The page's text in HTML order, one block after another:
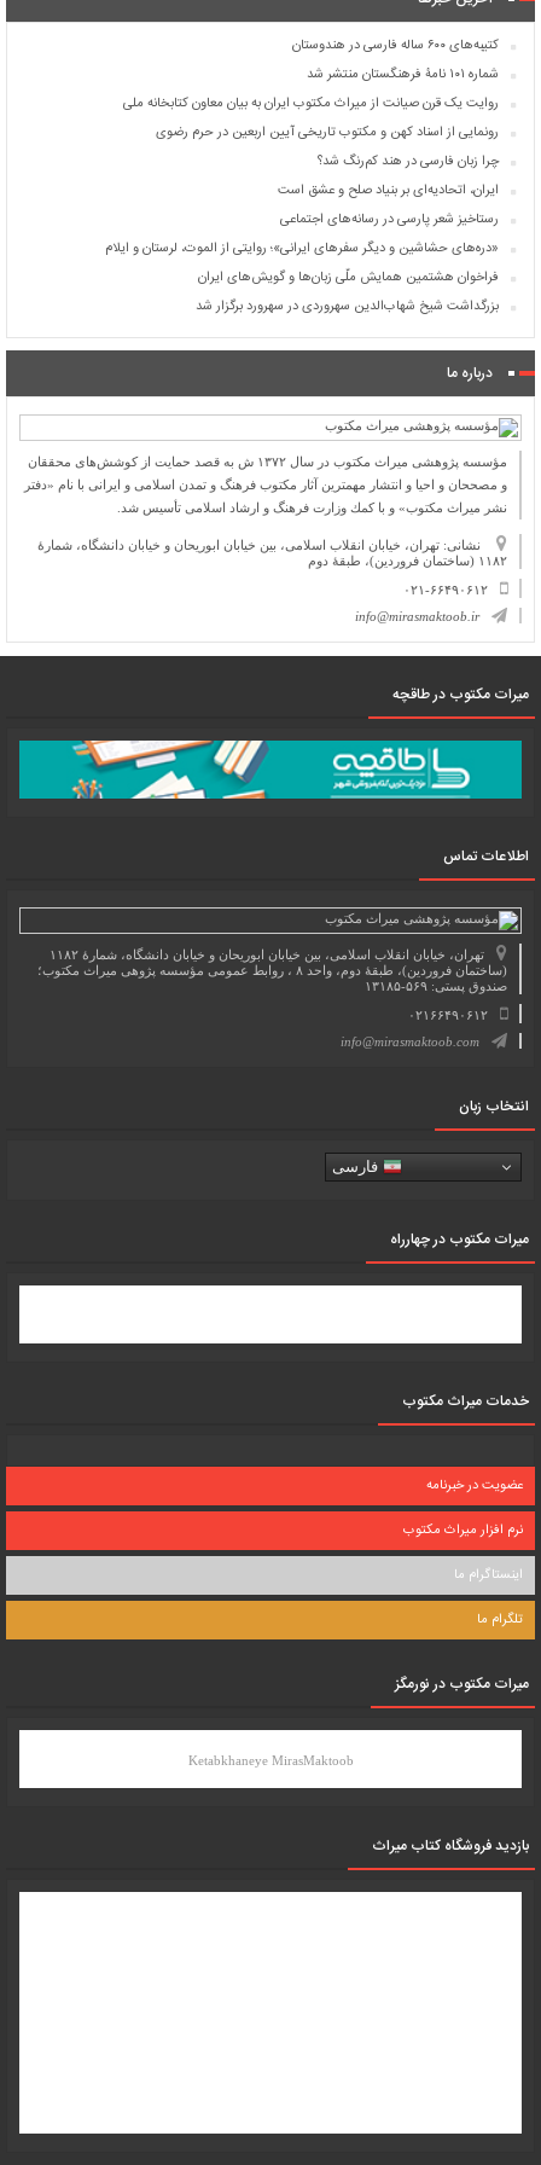
کتیبه‌های ۶۰۰ ساله فارسی در هندوستان
شماره ۱۰۱ نامۀ فرهنگستان منتشر شد
روایت یک قرن صیانت از میراث مکتوب ایران به بیان معاون کتابخانه ملی
رونمایی از اسناد کهن و مکتوب تاریخی آیین اربعین در حرم رضوی
چرا زبان فارسی در هند کم‌رنگ شد؟
ایران، اتحادیه‌ای بر بنیاد صلح و عشق است
رستاخیز شعر پارسی در رسانه‌های اجتماعی
«دره‌های حشاشین و دیگر سفرهای ایرانی»؛ روایتی از الموت، لرستان و ایلام
فراخوان هشتمین همایش ملّی زبان‌ها و گویش‌های ایران
بزرگداشت شیخ شهاب‌الدین سهروردی در سهرورد برگزار شد
درباره ما
مؤسسه پژوهشی میراث مكتوب در سال ۱۳۷۲ ش به قصد حمایت از كوشش‌های محققان
و مصححان و احیا و انتشار مهمترین آثار مكتوب فرهنگ و تمدن اسلامی و ایرانی با نام «دفتر
نشر میراث مكتوب» و با كمك وزارت فرهنگ و ارشاد اسلامی تأسیس شد.
نشانی: تهران، خیابان انقلاب اسلامی، بین خیابان ابوریحان و خیابان دانشگاه، شمارۀ
۱۱۸۲ (ساختمان فروردین)، طبقۀ دوم
۰۲۱-۶۶۴۹۰۶۱۲
info@mirasmaktoob.ir
میرات مکتوب در طاقچه
اطلاعات تماس
تهران، خیابان انقلاب اسلامی، بین خیابان ابوریحان و خیابان دانشگاه، شمارۀ ۱۱۸۲
(ساختمان فروردین)، طبقۀ دوم، واحد ۸ ، روابط عمومی مؤسسه پژوهی میراث مکتوب؛
صندوق پستی: ۵۶۹-۱۳۱۸۵
۰۲۱۶۶۴۹۰۶۱۲
info@mirasmaktoob.com
انتخاب زبان
فارسی
میرات مکتوب در چهارراه
خدمات میراث مکتوب
عضویت در خبرنامه
نرم افزار میراث مکتوب
اینستاگرام ما
تلگرام ما
میرات مکتوب در نورمگز
Ketabkhaneye MirasMaktoob
بازدید فروشگاه کتاب میراث